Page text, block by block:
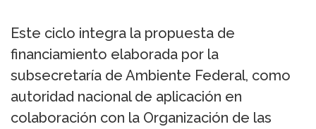
Este ciclo integra la propuesta de
financiamiento elaborada por la
subsecretaría de Ambiente Federal, como
autoridad nacional de aplicación en
colaboración con la Organización de las